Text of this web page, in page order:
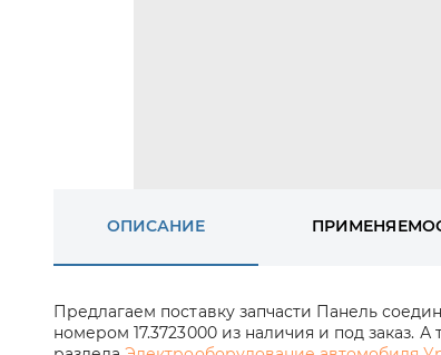
ОПИСАНИЕ
Предлагаем поставку запчасти Панель
номером 17.3723000 из наличия и под заказ.